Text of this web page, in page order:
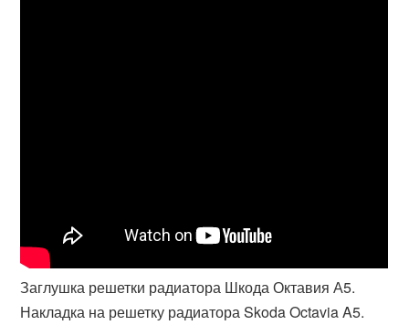
Заглушка решетки радиатора Шкода Октавия А5.
Накладка на решетку радиатора Skoda Octavia A5.